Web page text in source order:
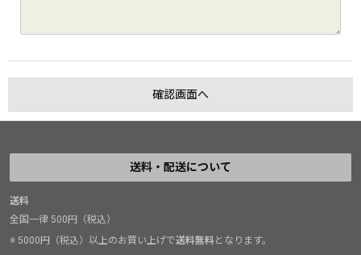
送料・配送について
送料
全国一律 500円（税込）
※ 5000円（税込）以上のお買い上げで送料無料となります。